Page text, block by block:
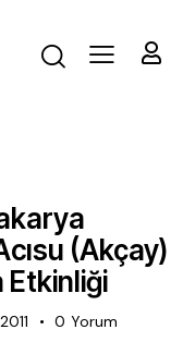
(Akçay)
Etkinliği
0 Yorum